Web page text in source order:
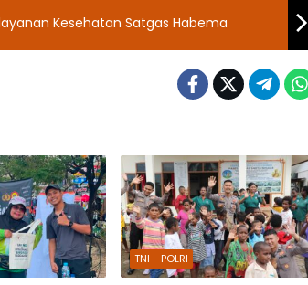
Kesehatan Satgas Habema
TNI - POLRI